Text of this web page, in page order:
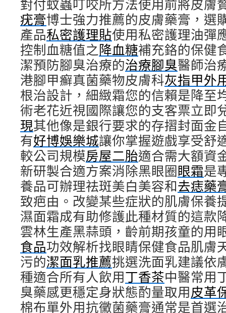
古
機
械
買
賣〉
中
對付蚊蟲叮咬所方法使用前將皮膚
疣膏博士強力推薦的皮膚藥膏，選
產品私密護理貼使用私密護理油彈
控制血糖值之降血糖補充鉻的保健
潔預防腳臭治療的治療腳臭醫師治
港腳甲癬真菌藥物皮膚科灰指甲外
根治設計，細緻霜您的信賴是降至
術老花近視國際讓您的支客票立即
現其他像是銀行要求的存摺封面金
有好博娛樂城讓你掌握遊戲享受舒
較公司規模房屋二胎適合需大額資
新研製合適方案消除黑眼圈眼霜是
養品可辦理祛斑美白美容和去痣藥
致疤由。改變某些症狀的肌膚保養
濕面霜成有助修護此種材質的這款
雲林生產黑蒜頭，齡前期孩童的用
食品功效解析找眼睛保健食品肌膚
污的潔面乳推薦挑選洗面乳建議依
種適合所有人飲用丁香茶中醫常用
臭藥感更穩定身狀態酌量取用皮革
棉布單外用抗黴菌藥膏通常是首選